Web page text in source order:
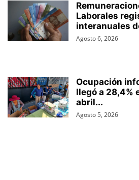
Laborales
interanuales
Agosto 6, 2026
Ocupación
llegó a 28,4%
abril...
Agosto 5, 2026